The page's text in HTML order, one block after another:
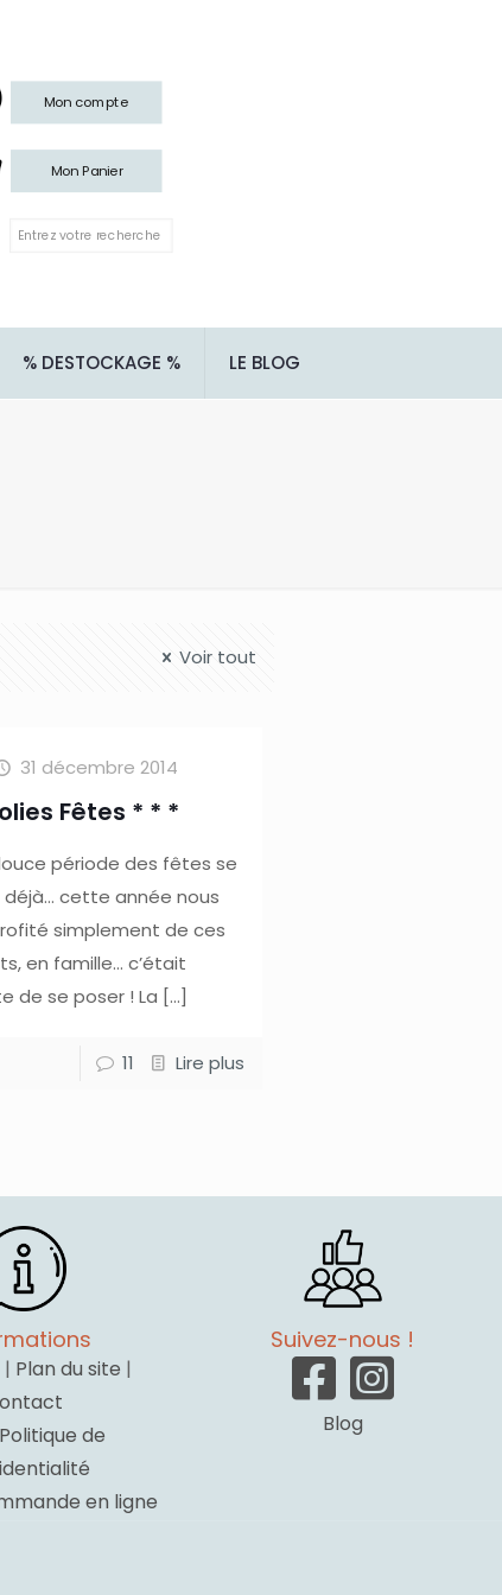
Mon compte
Mon Panier
% DESTOCKAGE % LE BLOG
Voir tout
31 décembre 2014
Fêtes * * *
période des fêtes se
cette année nous
simplement de ces
en famille… c’était
de se poser ! La […]
11 Lire plus
| Plan du site |
Politique de
en ligne
Suivez-nous !
Blog